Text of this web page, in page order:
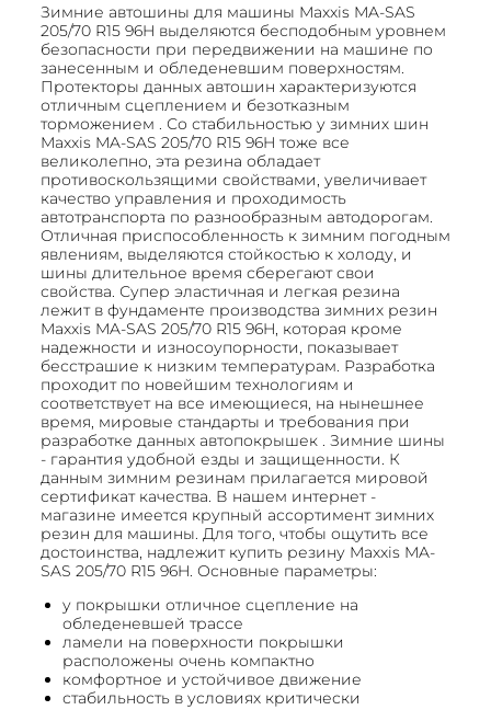
Зимние автошины для машины Maxxis MA-SAS
205/70 R15 96H выделяются бесподобным уровнем
безопасности при передвижении на машине по
занесенным и обледеневшим поверхностям.
Протекторы данных автошин характеризуются
отличным сцеплением и безотказным
торможением . Со стабильностью у зимних шин
Maxxis MA-SAS 205/70 R15 96H тоже все
великолепно, эта резина обладает
противоскользящими свойствами, увеличивает
качество управления и проходимость
автотранспорта по разнообразным автодорогам.
Отличная приспособленность к зимним погодным
явлениям, выделяются стойкостью к холоду, и
шины длительное время сберегают свои
свойства. Супер эластичная и легкая резина
лежит в фундаменте производства зимних резин
Maxxis MA-SAS 205/70 R15 96H, которая кроме
надежности и износоупорности, показывает
бесстрашие к низким температурам. Разработка
проходит по новейшим технологиям и
соответствует на все имеющиеся, на нынешнее
время, мировые стандарты и требования при
разработке данных автопокрышек . Зимние шины
- гарантия удобной езды и защищенности. К
данным зимним резинам прилагается мировой
сертификат качества. В нашем интернет -
магазине имеется крупный ассортимент зимних
резин для машины. Для того, чтобы ощутить все
достоинства, надлежит купить резину Maxxis MA-
SAS 205/70 R15 96H. Основные параметры:
у покрышки отличное сцепление на
обледеневшей трассе
ламели на поверхности покрышки
расположены очень компактно
комфортное и устойчивое движение
стабильность в условиях критически